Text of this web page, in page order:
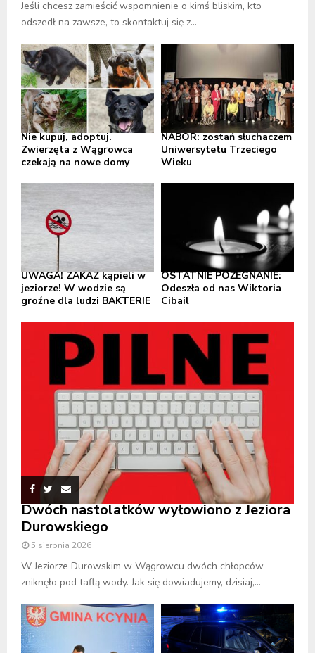
Jeśli chcesz zamieścić wspomnienie o kimś bliskim, kto
odszedł na zawsze, to skontaktuj się z...
Nie kupuj, adoptuj.
Zwierzęta z Wągrowca
czekają na nowe domy
NABÓR: zostań słuchaczem
Uniwersytetu Trzeciego
Wieku
UWAGA! ZAKAZ kąpieli w
jeziorze! W wodzie są
groźne dla ludzi BAKTERIE
OSTATNIE POŻEGNANIE:
Odeszła od nas Wiktoria
Cibail
Dwóch nastolatków wyłowiono z Jeziora
Durowskiego
5 sierpnia 2026
W Jeziorze Durowskim w Wągrowcu dwóch chłopców
zniknęło pod taflą wody. Jak się dowiadujemy, dzisiaj,...